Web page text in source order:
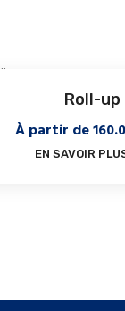
Roll-up
À partir de
EN SAVOIR